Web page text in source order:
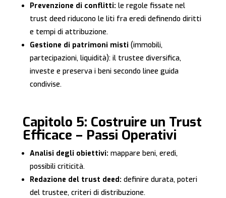
Prevenzione di conflitti: le regole fissate nel
trust deed riducono le liti fra eredi definendo diritti
e tempi di attribuzione.
Gestione di patrimoni misti (immobili,
partecipazioni, liquidità): il trustee diversifica,
investe e preserva i beni secondo linee guida
condivise.
Capitolo 5: Costruire un Trust
Efficace – Passi Operativi
Analisi degli obiettivi: mappare beni, eredi,
possibili criticità.
Redazione del trust deed: definire durata, poteri
del trustee, criteri di distribuzione.